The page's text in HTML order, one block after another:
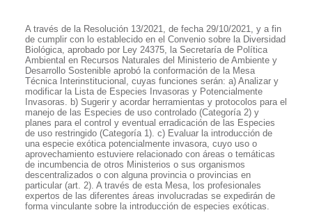
A través de la Resolución 13/2021, de fecha 29/10/2021, y a fin
de cumplir con lo establecido en el Convenio sobre la Diversidad
Biológica, aprobado por Ley 24375, la Secretaría de Política
Ambiental en Recursos Naturales del Ministerio de Ambiente y
Desarrollo Sostenible aprobó la conformación de la Mesa
Técnica Interinstitucional, cuyas funciones serán: a) Analizar y
modificar la Lista de Especies Invasoras y Potencialmente
Invasoras. b) Sugerir y acordar herramientas y protocolos para el
manejo de las Especies de uso controlado (Categoría 2) y
planes para el control y eventual erradicación de las Especies
de uso restringido (Categoría 1). c) Evaluar la introducción de
una especie exótica potencialmente invasora, cuyo uso o
aprovechamiento estuviere relacionado con áreas o temáticas
de incumbencia de otros Ministerios o sus organismos
descentralizados o con alguna provincia o provincias en
particular (art. 2). A través de esta Mesa, los profesionales
expertos de las diferentes áreas involucradas se expedirán de
forma vinculante sobre la introducción de especies exóticas.